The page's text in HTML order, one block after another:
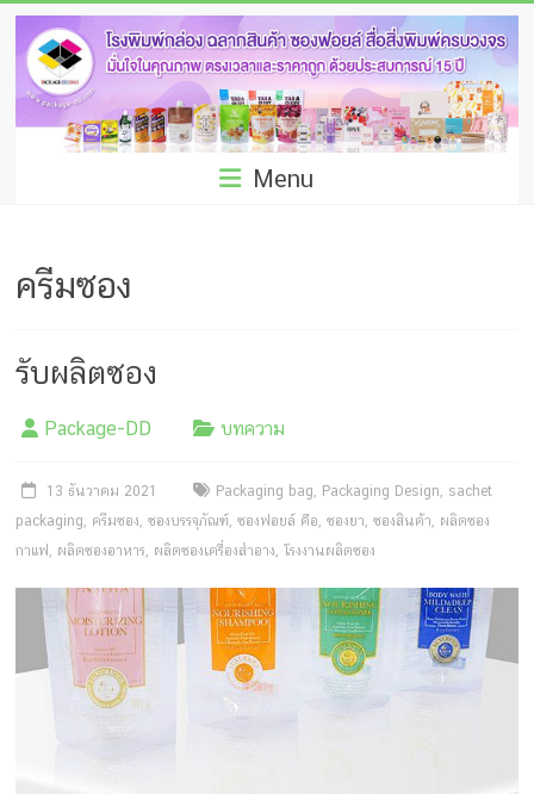
Skip
content
โรง
พิมพ์
กล่อง
ผลิต
ซอง
ฟอยล์
รับ
ผลิต
กล่อง
ครีม
บรรจุ
ภัณฑ์
ฉลาก
ครบ
Menu
ครีมซอง
รับผลิตซอง
Package-DD บทความ
13 ธันวาคม 2021 Packaging bag, Packaging Design, sachet
packaging, ครีมซอง,ซองบรรจุภัณฑ์,ซองฟอยล์ คือ,ซองยา,ซองสินค้า, ผลิตซอง
กาแฟ , ผลิตซองอาหาร, ผลิตซองเครื่องสำอาง,โรงงานผลิตซอง